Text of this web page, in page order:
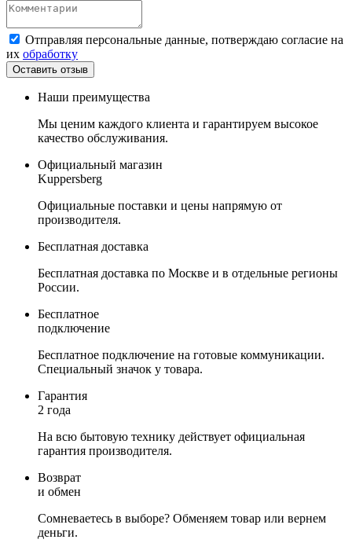
Отправляя персональные данные, потверждаю согласие на
их обработку
Наши преимущества
Мы ценим каждого клиента и гарантируем высокое
качество обслуживания.
Официальный магазин
Kuppersberg
Официальные поставки и цены напрямую от
производителя.
Бесплатная доставка
Бесплатная доставка по Москве и в отдельные регионы
России.
Бесплатное
подключение
Бесплатное подключение на готовые коммуникации.
Специальный значок у товара.
Гарантия
2 года
На всю бытовую технику действует официальная
гарантия производителя.
Возврат
и обмен
Сомневаетесь в выборе? Обменяем товар или вернем
деньги.